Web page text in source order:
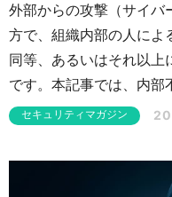
外部からの攻撃（サイバ
方で、組織内部の人によ
同等、あるいはそれ以上
です。本記事では、内部
な発生シナリオ、そして
セキュリティマガジン